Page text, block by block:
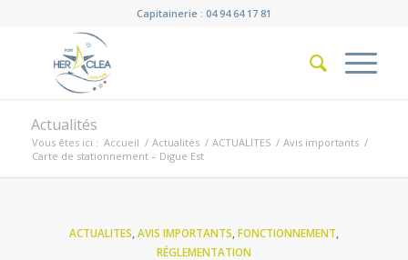
Capitainerie : 04 94 64 17 81
Actualités
Vous êtes ici : Accueil / Actualités / ACTUALITES / Avis importants /
Carte de stationnement – Digue Est
ACTUALITES AVIS IMPORTANTS FONCTIONNEMENT
RÉGLEMENTATION